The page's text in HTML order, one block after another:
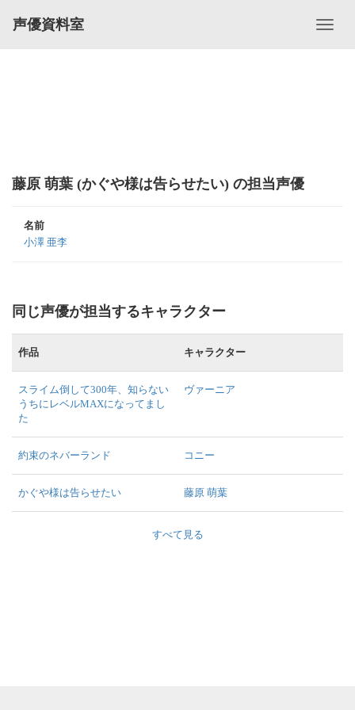
声優資料室
藤原 萌葉 (かぐや様は告らせたい) の担当声優
名前
小澤 亜李
同じ声優が担当するキャラクター
作品 キャラクター
スライム倒して300年、知らない
うちにレベルMAXになってまし
た
ヴァーニア
約束のネバーランド コニー
かぐや様は告らせたい 藤原 萌葉
すべて見る